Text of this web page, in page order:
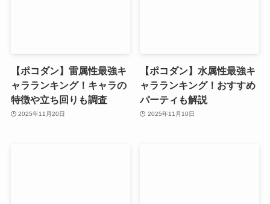
【ポコダン】雷属性最強キ
ャラランキング！キャラの
特徴や立ち回りも調査
2025年11月20日
【ポコダン】水属性最強キ
ャラランキング！おすすめ
パーティも解説
2025年11月10日